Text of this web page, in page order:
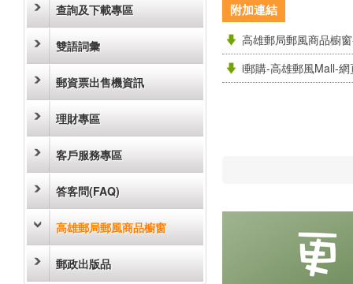
查詢及下載專區
雙語詞彙
郵資票出售機資訊
理財專區
客戶服務專區
答客問(FAQ)
高雄郵局郵風商品櫥窗
郵政出版品
附加連結
高雄郵局郵風商品櫥
i郵購-高雄郵風Mall-網